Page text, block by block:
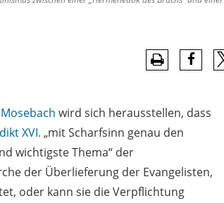
wird sich herausstellen, dass
XVI. „mit Scharfsinn genau den
wichtigste Thema“ der
der Überlieferung der Evangelisten,
oder kann sie die Verpflichtung